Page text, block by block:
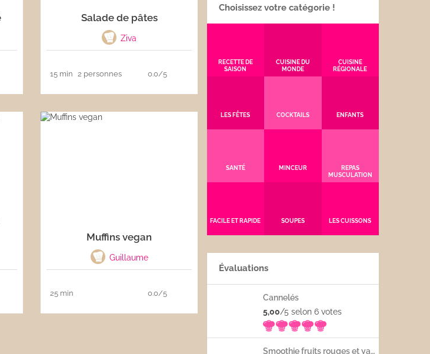
Salade de pâtes
Ziva
15 min 2 personnes 0.0/5
Muffins vegan
Guillaume
25 min 0.0/5
Choisissez votre catégorie !
RECETTE DE
SAISON
CUISINE DU
MONDE
CUISINE
RÉGIONALE
LES FÊTES COCKTAILS ENFANTS
SANTÉ MINCEUR
REPAS
MUSCULATION
FACILE ET RAPIDE SOUPES LES CUISSONS
Évaluations
Cannelés
5,00/5 selon 6 votes
Smoothie fruits rouges et yaourt